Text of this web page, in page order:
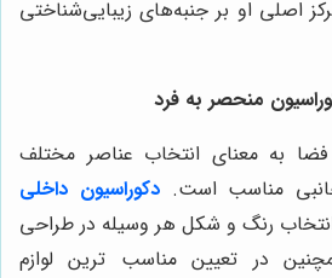
اصلی او بر جنبه‌های زیبایی‌شناختی
منحصر به فرد
به معنای انتخاب عناصر مختلف
جانبی مناسب است.دکوراسیون داخلی
انتخاب رنگ و شکل هر وسیله در طراحی
در تعیین مناسب ترین لوازم